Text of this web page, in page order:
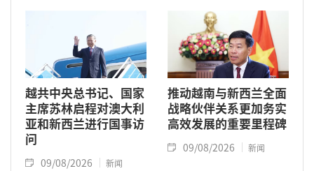
越共中央总书记、国家
主席苏林启程对澳大利
亚和新西兰进行国事访
问
09/08/2026 新闻
推动越南与新西兰全面
战略伙伴关系更加务实
高效发展的重要里程碑
09/08/2026 新闻